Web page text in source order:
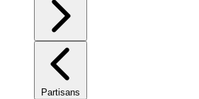
Partisans